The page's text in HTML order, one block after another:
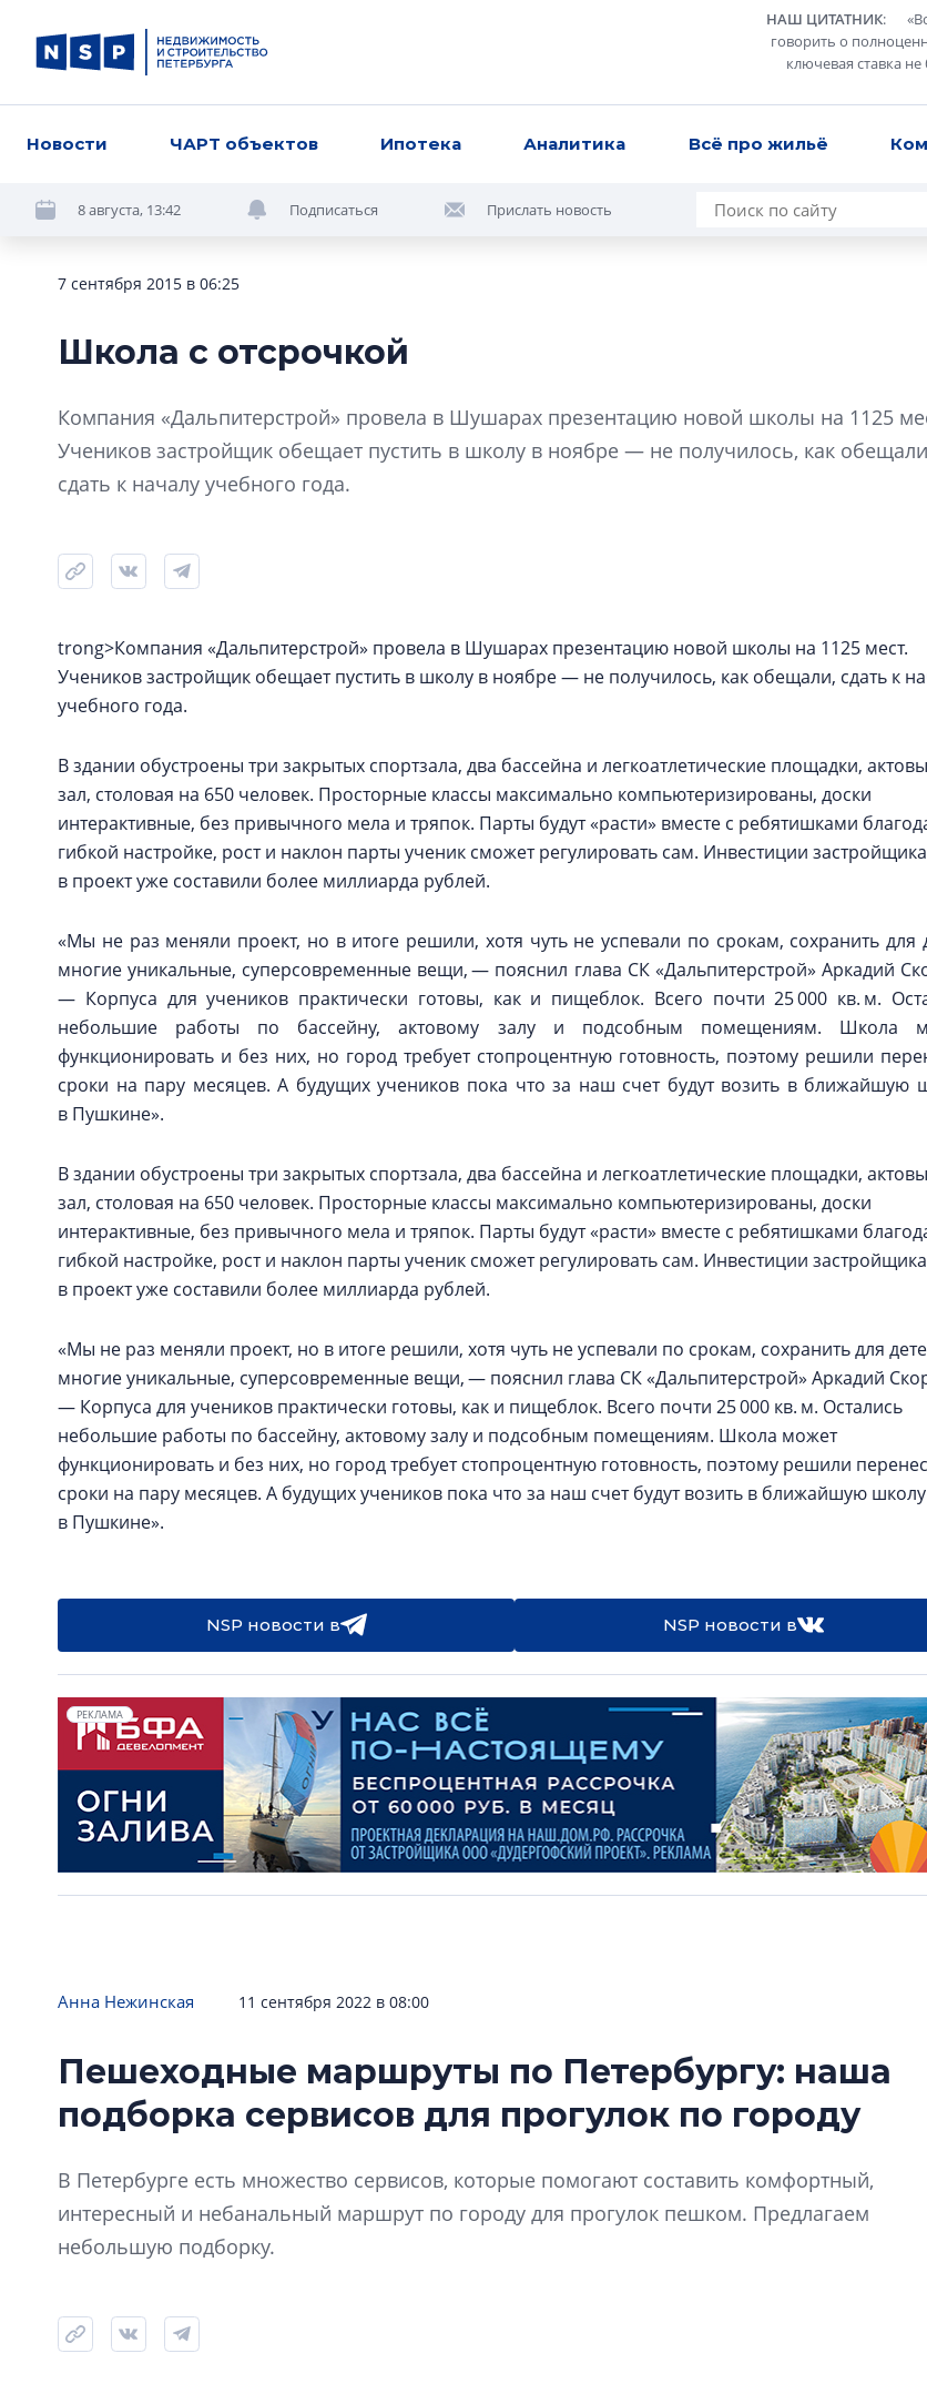
НАШ ЦИТАТНИК: «
говорить о
ключевая ставка
Новости ЧАРТ объектов Ипотека Аналитика Всё про жильё
8 августа, 13:42 Подписаться Прислать новость
7 сентября 2015 в 06:25
Школа с отсрочкой
Компания «Дальпитерстрой» провела в Шушарах презентацию новой школы на 1125
Учеников застройщик обещает пустить в школу в ноябре — не получилось, как
сдать к началу учебного года.
trong>Компания «Дальпитерстрой» провела в Шушарах презентацию новой школы на 1125 мест.
Учеников застройщик обещает пустить в школу в ноябре — не получилось, как обещали, сдать к
учебного года.
В здании обустроены три закрытых спортзала, два бассейна и легкоатлетические площадки,
зал, столовая на 650 человек. Просторные классы максимально компьютеризированы, доски
интерактивные, без привычного мела и тряпок. Парты будут «расти» вместе с ребятишками
гибкой настройке, рост и наклон парты ученик сможет регулировать сам. Инвестиции застройщика
в проект уже составили более миллиарда рублей.
«Мы не раз меняли проект, но в итоге решили, хотя чуть не успевали по срокам, сохранить для
многие уникальные, суперсовременные вещи, — пояснил глава СК «Дальпитерстрой» Аркадий
— Корпуса для учеников практически готовы, как и пищеблок. Всего почти 25 000 кв. м.
небольшие работы по бассейну, актовому залу и подсобным помещениям. Школа
функционировать и без них, но город требует стопроцентную готовность, поэтому решили
сроки на пару месяцев. А будущих учеников пока что за наш счет будут возить в ближайшую
в Пушкине».
В здании обустроены три закрытых спортзала, два бассейна и легкоатлетические площадки,
зал, столовая на 650 человек. Просторные классы максимально компьютеризированы, доски
интерактивные, без привычного мела и тряпок. Парты будут «расти» вместе с ребятишками
гибкой настройке, рост и наклон парты ученик сможет регулировать сам. Инвестиции застройщика
в проект уже составили более миллиарда рублей.
«Мы не раз меняли проект, но в итоге решили, хотя чуть не успевали по срокам, сохранить для
многие уникальные, суперсовременные вещи, — пояснил глава СК «Дальпитерстрой» Аркадий
— Корпуса для учеников практически готовы, как и пищеблок. Всего почти 25 000 кв. м. Остались
небольшие работы по бассейну, актовому залу и подсобным помещениям. Школа может
функционировать и без них, но город требует стопроцентную готовность, поэтому решили
сроки на пару месяцев. А будущих учеников пока что за наш счет будут возить в ближайшую школу
в Пушкине».
NSP новости в NSP новости в
РЕКЛАМА
эпохи
дешевле
Анна Нежинская 11 сентября 2022 в 08:00
Пешеходные маршруты по Петербургу: наша
подборка сервисов для прогулок по городу
В Петербурге есть множество сервисов, которые помогают составить комфортный,
интересный и небанальный маршрут по городу для прогулок пешком. Предлагаем
небольшую подборку.
В Санкт-
лучших
девятый
строить и